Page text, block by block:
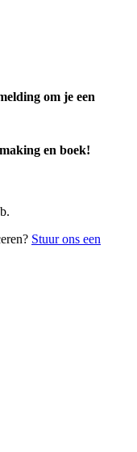
om je een
en boek!
Stuur ons een